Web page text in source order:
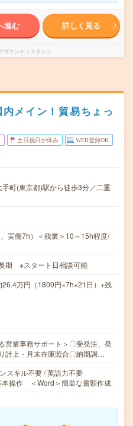
進む 詳しく見る
ヴァンティスタッフ
メイン！貿易ちょっ
土日祝日が休み WEB登録OK
町(東京都)駅から徒歩3分／二重
実働7h）＜残業＞10～15h程度/
期 ※スタート日相談可能
万円（1800円×7h×21日）+残
営業事務サポート＞〇受発注、発
計上・月末在庫照合〇納期調…
スキル不要 / 英語力不要
操作 ＜Word＞簡単な書類作成